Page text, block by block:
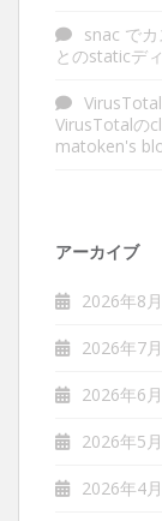
snac で
とのstaticデ
VirusTotalの
matoken's
アーカイブ
2026年8月
2026年7月
2026年6月
2026年5月
2026年4月